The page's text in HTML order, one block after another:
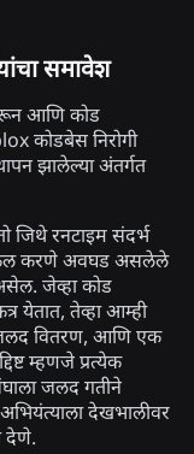
समावेश
आणि कोड
कोडबेस निरोगी
झालेल्या अंतर्गत
जिथे रनटाइम संदर्भ
स्केल करणे अवघड असलेले
जेव्हा कोड
येतात, तेव्हा आम्ही
वितरण, आणि एक
म्हणजे प्रत्येक
जलद गतीने
देखभालीवर
देणे.